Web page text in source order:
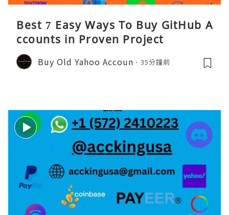
Best 7 Easy Ways To Buy GitHub A
ccounts in Proven Project
Buy Old Yahoo Accoun 35分鐘前